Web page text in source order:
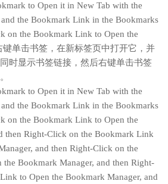
to Open it in New Tab with the
the Bookmark Link in the Bookmarks
on the Bookmark Link to Open the
键单击书签，在新标签页中打开它，并
时显示书签链接，然后右键单击书签
to Open it in New Tab with the
the Bookmark Link in the Bookmarks
on the Bookmark Link to Open the
then Right-Click on the Bookmark Link
and then Right-Click on the
Bookmark Manager, and then Right-
to Open the Bookmark Manager, and